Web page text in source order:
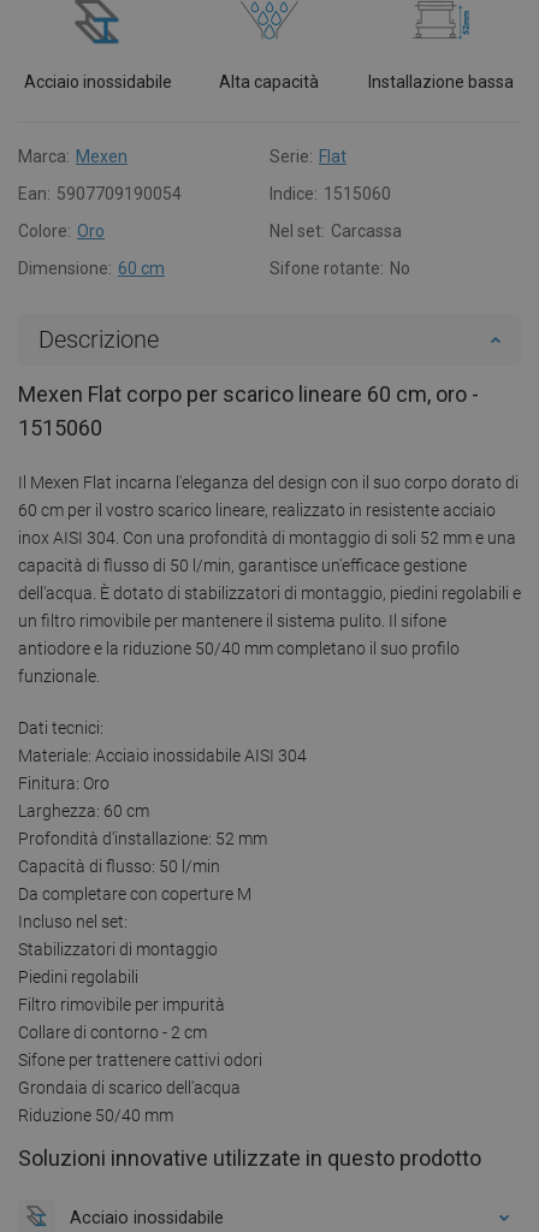
Acciaio inossidabile Alta capacità Installazione bassa
Marca: Mexen Serie: Flat
Ean: 5907709190054 Indice: 1515060
Colore: Oro Nel set: Carcassa
Dimensione: 60 cm Sifone rotante: No
Descrizione
Mexen Flat corpo per scarico lineare 60 cm, oro -
1515060
Il Mexen Flat incarna l'eleganza del design con il suo corpo dorato di
60 cm per il vostro scarico lineare, realizzato in resistente acciaio
inox AISI 304. Con una profondità di montaggio di soli 52 mm e una
capacità di flusso di 50 l/min, garantisce un'efficace gestione
dell'acqua. È dotato di stabilizzatori di montaggio, piedini regolabili e
un filtro rimovibile per mantenere il sistema pulito. Il sifone
antiodore e la riduzione 50/40 mm completano il suo profilo
funzionale.
Dati tecnici:
Materiale: Acciaio inossidabile AISI 304
Finitura: Oro
Larghezza: 60 cm
Profondità d'installazione: 52 mm
Capacità di flusso: 50 l/min
Da completare con coperture M
Incluso nel set:
Stabilizzatori di montaggio
Piedini regolabili
Filtro rimovibile per impurità
Collare di contorno - 2 cm
Sifone per trattenere cattivi odori
Grondaia di scarico dell'acqua
Riduzione 50/40 mm
Soluzioni innovative utilizzate in questo prodotto
Acciaio inossidabile